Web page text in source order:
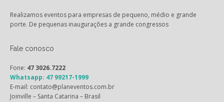
Realizamos eventos para empresas de pequeno, médio e grande
porte. De pequenas inaugurações a grande congressos
Fale conosco
Fone: 47 3026.7222
Whatsapp: 47 99217-1999
E-mail: contato@planeventos.com.br
Joinville – Santa Catarina – Brasil